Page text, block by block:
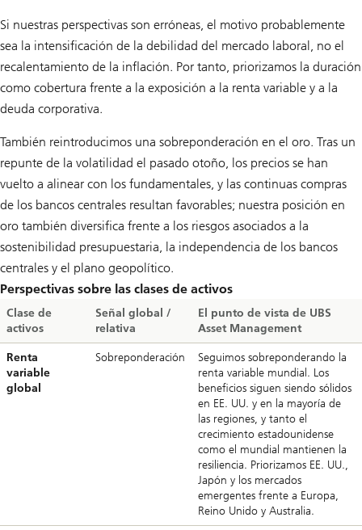
Si nuestras perspectivas son erróneas, el motivo probablemente
sea la intensificación de la debilidad del mercado laboral, no el
recalentamiento de la inflación. Por tanto, priorizamos la duración
como cobertura frente a la exposición a la renta variable y a la
deuda corporativa.
También reintroducimos una sobreponderación en el oro. Tras un
repunte de la volatilidad el pasado otoño, los precios se han
vuelto a alinear con los fundamentales, y las continuas compras
de los bancos centrales resultan favorables; nuestra posición en
oro también diversifica frente a los riesgos asociados a la
sostenibilidad presupuestaria, la independencia de los bancos
centrales y el plano geopolítico.
Perspectivas sobre las clases de activos
Clase de
activos
Señal global /
relativa
El punto de vista de UBS
Asset Management
Renta
variable
global
Sobreponderación
Seguimos sobreponderando la
renta variable mundial. Los
beneficios siguen siendo sólidos
en EE. UU. y en la mayoría de
las regiones, y tanto el
crecimiento estadounidense
como el mundial mantienen la
resiliencia. Priorizamos EE. UU.,
Japón y los mercados
emergentes frente a Europa,
Reino Unido y Australia.